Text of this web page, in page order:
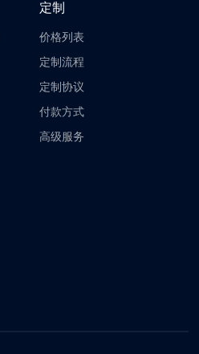
定制
价格列表
定制流程
定制协议
付款方式
高级服务